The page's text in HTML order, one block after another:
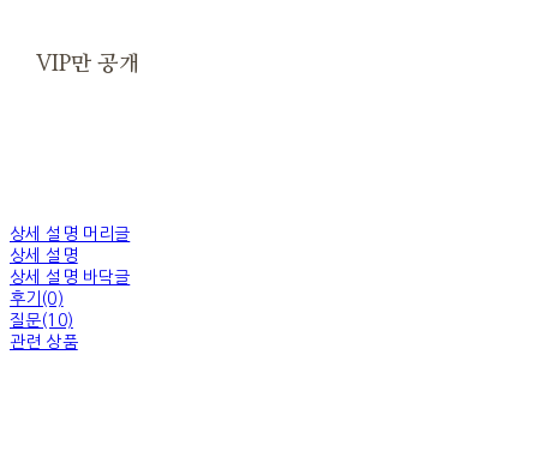
VIP만 공개
상세 설명 머리글
상세 설명
상세 설명 바닥글
후기(0)
질문(10)
관련 상품